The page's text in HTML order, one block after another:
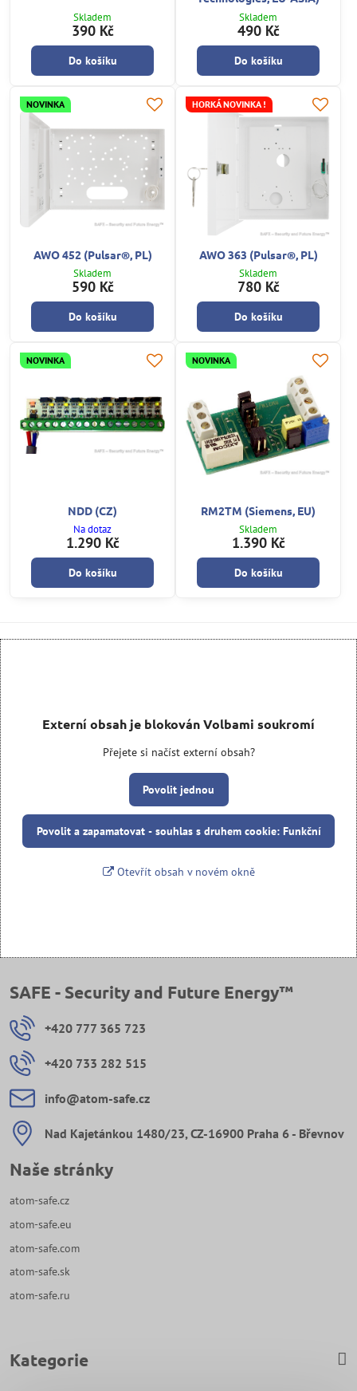
Skladem
390 Kč
Do košíku
Skladem
490 Kč
Do košíku
NOVINKA
AWO 452 (Pulsar®, PL)
Skladem
590 Kč
Do košíku
HORKÁ NOVINKA !
AWO 363 (Pulsar®, PL)
Skladem
780 Kč
Do košíku
NOVINKA
NDD (CZ)
Na dotaz
1.290 Kč
Do košíku
NOVINKA
RM2TM (Siemens, EU)
Skladem
1.390 Kč
Do košíku
Externí obsah je blokován Volbami soukromí
Přejete si načíst externí obsah?
Povolit jednou
Povolit a zapamatovat - souhlas s druhem cookie: Funkční
Otevřít obsah v novém okně
SAFE - Security and Future Energy™
+420 777 365 723
+420 733 282 515
info​@atom-safe​.cz
Nad Kajetánkou 1480/23, CZ-16900 Praha 6 - Břevnov
Naše stránky
atom-safe.cz
atom-safe.eu
atom-safe.com
atom-safe.sk
atom-safe.ru
Kategorie